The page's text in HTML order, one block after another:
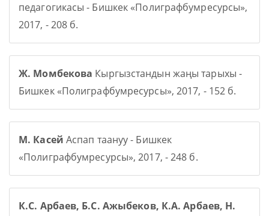
педагогикасы - Бишкек «Полиграфбумресурсы»,
2017, - 208 б.
Ж. Момбекова Кыргызстандын жаңы тарыхы -
Бишкек «Полиграфбумресурсы», 2017, - 152 б.
М. Касей Аспап таануу - Бишкек
«Полиграфбумресурсы», 2017, - 248 б.
К.С. Арбаев, Б.С. Ажыбеков, К.А. Арбаев, Н.